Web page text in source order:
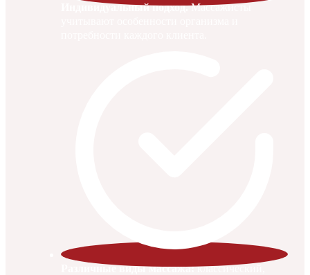
Индивидуальный подход.Массажисты
Различные виды массажа:классический,